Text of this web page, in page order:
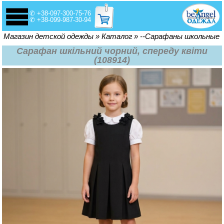
✆ +38-097-300-75-76
✆ +38-099-987-30-94
Вы здесь
Магазин детской одежды » Каталог » --Сарафаны школьные
Сарафан шкільний чорний, спереду квіти
(108914)